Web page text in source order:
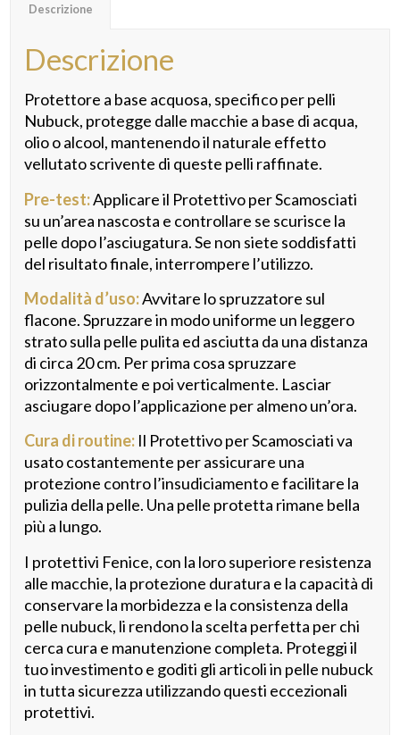
Descrizione
Descrizione
Protettore a base acquosa, specifico per pelli
Nubuck, protegge dalle macchie a base di acqua,
olio o alcool, mantenendo il naturale effetto
vellutato scrivente di queste pelli raffinate.
Pre-test:Applicare il Protettivo per Scamosciati
su un’area nascosta e controllare se scurisce la
pelle dopo l’asciugatura. Se non siete soddisfatti
del risultato finale, interrompere l’utilizzo.
Modalità d’uso:Avvitare lo spruzzatore sul
flacone. Spruzzare in modo uniforme un leggero
strato sulla pelle pulita ed asciutta da una distanza
di circa 20 cm. Per prima cosa spruzzare
orizzontalmente e poi verticalmente. Lasciar
asciugare dopo l’applicazione per almeno un’ora.
Cura di routine: Il Protettivo per Scamosciati va
usato costantemente per assicurare una
protezione contro l’insudiciamento e facilitare la
pulizia della pelle. Una pelle protetta rimane bella
più a lungo.
I protettivi Fenice, con la loro superiore resistenza
alle macchie, la protezione duratura e la capacità di
conservare la morbidezza e la consistenza della
pelle nubuck, li rendono la scelta perfetta per chi
cerca cura e manutenzione completa. Proteggi il
tuo investimento e goditi gli articoli in pelle nubuck
in tutta sicurezza utilizzando questi eccezionali
protettivi.